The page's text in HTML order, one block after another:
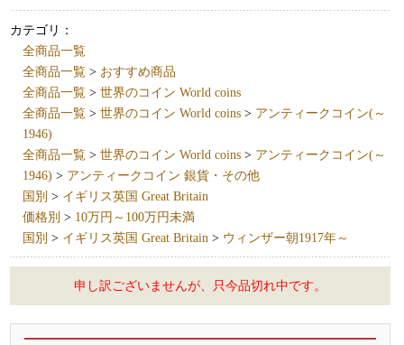
カテゴリ：
全商品一覧
全商品一覧 > おすすめ商品
全商品一覧 >世界のコイン World coins
全商品一覧 >世界のコイン World coins > アンティークコイン(～
1946)
全商品一覧 >世界のコイン World coins > アンティークコイン(～
1946) > アンティークコイン 銀貨・その他
国別 > イギリス英国 Great Britain
価格別 > 10万円～100万円未満
国別 > イギリス英国 Great Britain > ウィンザー朝1917年～
申し訳ございませんが、只今品切れ中です。